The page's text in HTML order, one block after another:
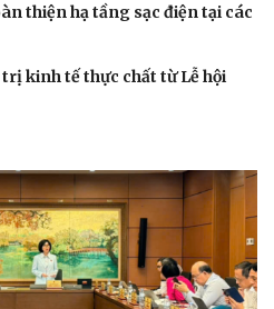
thiện hạ tầng sạc điện tại các
kinh tế thực chất từ Lễ hội